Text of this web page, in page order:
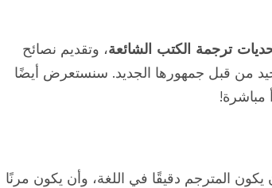
ترجمة الكتب الشائعة، وتقديم نصائح
من قبل جمهورها الجديد. سنستعرض أيضًا
مباشرة!
المترجم دقيقًا في اللغة، وأن يكون مرنًا